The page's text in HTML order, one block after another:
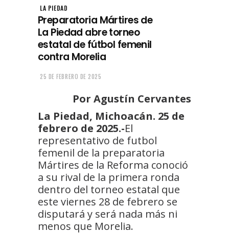
LA PIEDAD
Preparatoria Mártires de
La Piedad abre torneo
estatal de fútbol femenil
contra Morelia
25 DE FEBRERO DE 2025
Por Agustín Cervantes
La Piedad, Michoacán. 25 de
febrero de 2025.-El
representativo de futbol
femenil de la preparatoria
Mártires de la Reforma conoció
a su rival de la primera ronda
dentro del torneo estatal que
este viernes 28 de febrero se
disputará y será nada más ni
menos que Morelia.